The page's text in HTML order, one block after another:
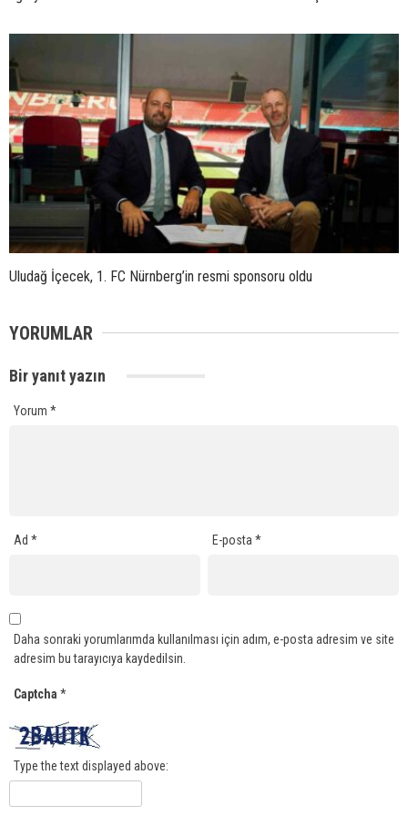
Uludağ İçecek, 1. FC Nürnberg’in resmi sponsoru oldu
YORUMLAR
Bir yanıt yazın
Yorum *
Ad * E-posta*
Daha sonraki yorumlarımda kullanılması için adım, e-posta adresim ve site
adresim bu tarayıcıya kaydedilsin.
Captcha *
Type the text displayed above: